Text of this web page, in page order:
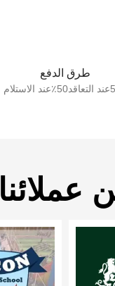
طرق الدفع
عملائنا